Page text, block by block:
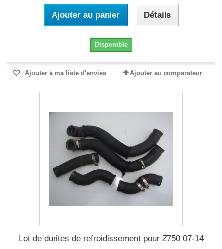
Ajouter au panier Détails
Disponible
Ajouter à ma liste d'envies Ajouter au comparateur
Lot de durites de refroidissement pour Z750 07-14